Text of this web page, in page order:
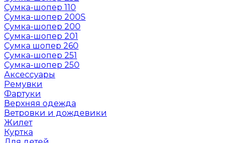
Сумка-шопер 110
Сумка-шопер 200S
Сумка-шопер 200
Сумка-шопер 201
Сумка шопер 260
Сумка-шопер 251
Сумка-шопер 250
Аксессуары
Ремувки
Фартуки
Верхняя одежда
Ветровки и дождевики
Жилет
Куртка